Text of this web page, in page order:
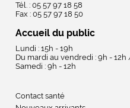
Tél. : 05 57 97 18 58
Fax : 05 57 97 18 50
Accueil du public
Lundi : 15h - 19h
Du mardi au vendredi : 9h - 12h
Samedi : 9h - 12h
Contact santé